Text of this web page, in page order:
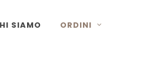
SIAMO ORDINI